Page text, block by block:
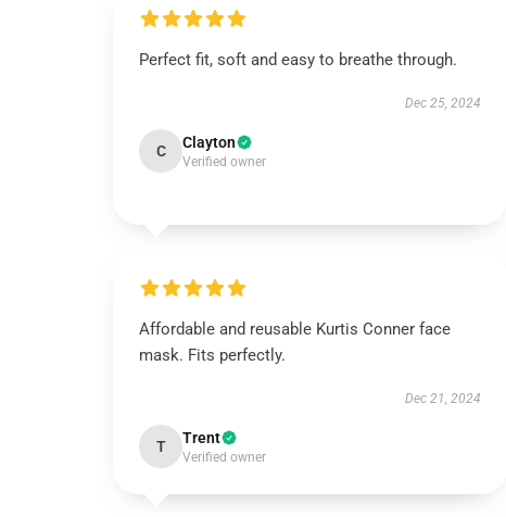
Perfect fit, soft and easy to breathe through.
Dec 25, 2024
C Clayton
Verified owner
Affordable and reusable Kurtis Conner face
mask. Fits perfectly.
Dec 21, 2024
T Trent
Verified owner